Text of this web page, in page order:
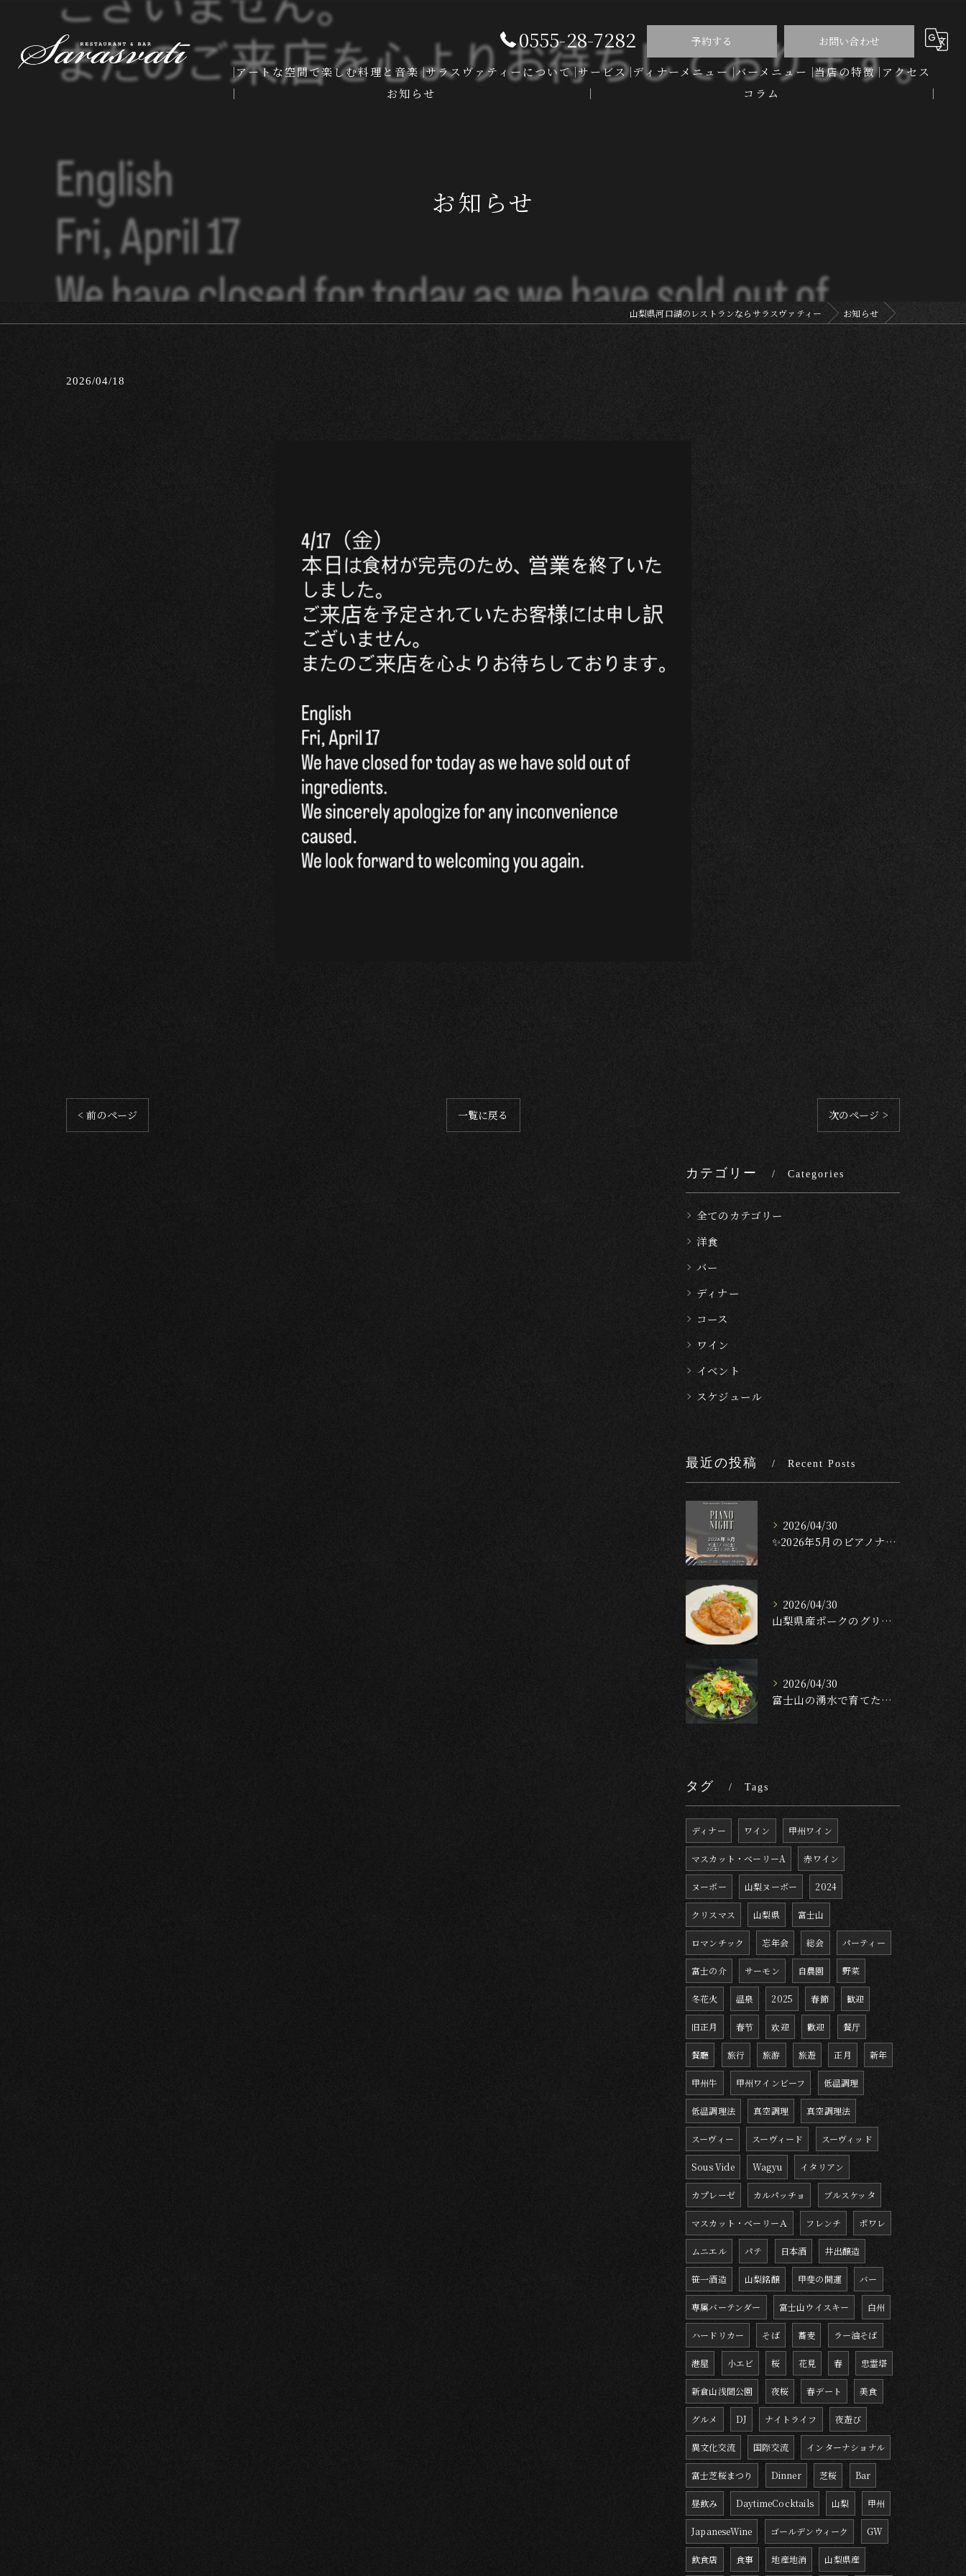
0555-28-7282 予約する お問い合わせ
アートな空間で楽しむ料理と音楽 サラスヴァティーについて サービス ディナーメニュー バーメニュー 当店の特徴 アクセス
お知らせ
コラム
お知らせ
山梨県河口湖のレストランならサラスヴァティー お知らせ
2026/04/18
< 前のページ 一覧に戻る 次のページ >
カテゴリー Categories
全てのカテゴリー
洋食
バー
ディナー
コース
ワイン
イベント
スケジュール
最近の投稿 Recent Posts
2026/04/30
✨2026年5月のピアノナイト✨
2026/04/30
山梨県産ポークのグリル — ガーリック・テリヤキ・ソース🐖🔥...
2026/04/30
富士山の湧水で育てたクレソンのサラダ🥬✨[English f...
タグ Tags
ディナー ワイン 甲州ワイン
マスカット・ベーリーA 赤ワイン
ヌーボー 山梨ヌーボー 2024
クリスマス 山梨県 富士山
ロマンチック 忘年会 総会 パーティー
富士の介 サーモン 自農園 野菜
冬花火 温泉 2025 春節 歓迎
旧正月 春节 欢迎 歡迎 餐厅
餐廳 旅行 旅游 旅遊 正月 新年
甲州牛 甲州ワインビーフ 低温調理
低温調理法 真空調理 真空調理法
スーヴィー スーヴィード スーヴィッド
Sous Vide Wagyu イタリアン
カプレーゼ カルパッチョ ブルスケッタ
マスカット・ベーリーＡ フレンチ ポワレ
ムニエル パテ 日本酒 井出醸造
笹一酒造 山梨銘醸 甲斐の開運 バー
専属バーテンダー 富士山ウイスキー 白州
ハードリカー そば 蕎麦 ラー油そば
港屋 小エビ 桜 花見 春 忠霊塔
新倉山浅間公園 夜桜 春デート 美食
グルメ DJ ナイトライフ 夜遊び
異文化交流 国際交流 インターナショナル
富士芝桜まつり Dinner 芝桜 Bar
昼飲み DaytimeCocktails 山梨 甲州
JapaneseWine ゴールデンウィーク GW
飲食店 食事 地産地消 山梨県産